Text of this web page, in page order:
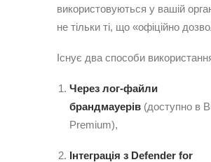
використовуються у вашій
не тільки ті, що «офіційно
Існує два способи
Через лог-файли
брандмауерів (доступно в
Premium),
Інтеграція з Defender for